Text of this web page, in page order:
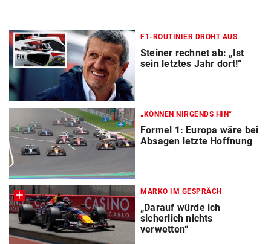
F1-ROUTINIER DROHT AUS
Steiner rechnet ab: „Ist
sein letztes Jahr dort!“
„KÖNNEN NIRGENDS HIN“
Formel 1: Europa wäre bei
Absagen letzte Hoffnung
MARKO IM GESPRÄCH
„Darauf würde ich
sicherlich nichts
verwetten“